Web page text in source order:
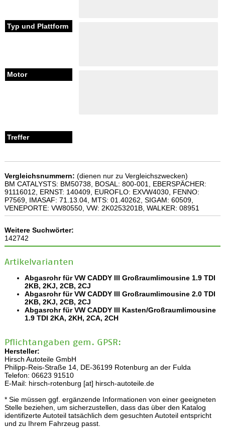
Vergleichsnummern: (dienen nur zu Vergleichszwecken)
BM CATALYSTS: BM50738, BOSAL: 800-001, EBERSPÄCHER:
91116012, ERNST: 140409, EUROFLO: EXVW4030, FENNO:
P7569, IMASAF: 71.13.04, MTS: 01.40262, SIGAM: 60509,
VENEPORTE: VW80550, VW: 2K0253201B, WALKER: 08951
Weitere Suchwörter:
142742
Artikelvarianten
Abgasrohr für VW CADDY III Großraumlimousine 1.9 TDI
2KB, 2KJ, 2CB, 2CJ
Abgasrohr für VW CADDY III Großraumlimousine 2.0 TDI
2KB, 2KJ, 2CB, 2CJ
Abgasrohr für VW CADDY III Kasten/Großraumlimousine
1.9 TDI 2KA, 2KH, 2CA, 2CH
Pflichtangaben gem. GPSR:
Hersteller:
Hirsch Autoteile GmbH
Philipp-Reis-Straße 14, DE-36199 Rotenburg an der Fulda
Telefon: 06623 91510
E-Mail: hirsch-rotenburg [at] hirsch-autoteile.de
* Sie müssen ggf. ergänzende Informationen von einer geeigneten
Stelle beziehen, um sicherzustellen, dass das über den Katalog
identifizerte Autoteil tatsächlich dem gesuchten Autoteil entspricht
und zu Ihrem Fahrzeug passt.